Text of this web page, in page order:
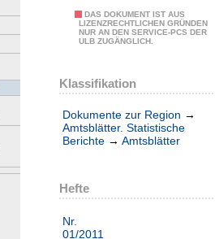
DAS DOKUMENT IST AUS
LIZENZRECHTLICHEN GRÜNDEN
NUR AN DEN SERVICE-PCS DER
ULB ZUGÄNGLICH.
Klassifikation
Dokumente zur Region →
Amtsblätter. Statistische
Berichte → Amtsblätter
Hefte
Nr.
01/2011